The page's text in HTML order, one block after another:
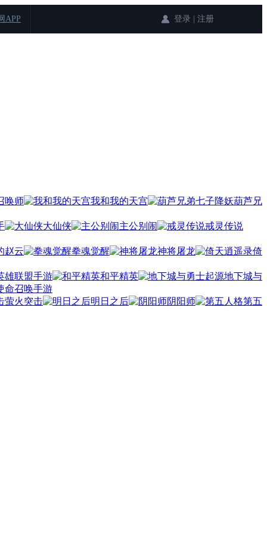
APP 登录 | 注册
唤师 我和我的天宫 葫芦兄
大仙侠 主公别闹 戒灵传说
赵云 拳魂觉醒 神将屠龙 倚
雄联盟手游 和平精英
地下城与
命召唤手游
萤火突击
明日之后 阴阳师 第五